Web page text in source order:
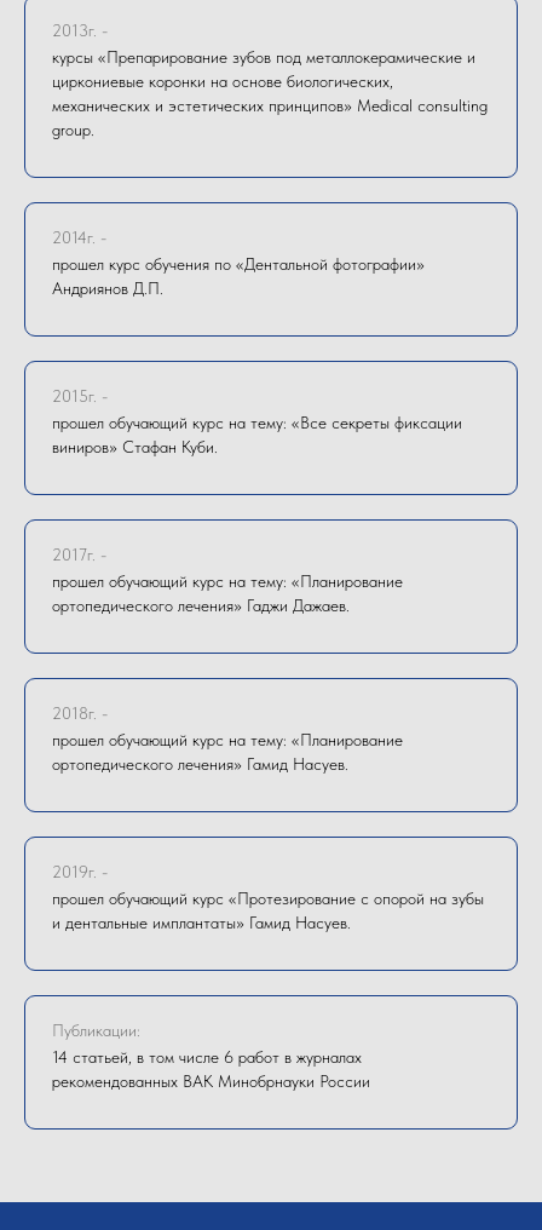
2013г. -
курсы «Препарирование зубов под металлокерамические и
циркониевые коронки на основе биологических,
механических и эстетических принципов» Medical consulting
group.
2014г. -
прошел курс обучения по «Дентальной фотографии»
Андриянов Д.П.
2015г. -
прошел обучающий курс на тему: «Все секреты фиксации
виниров» Стафан Куби.
2017г. -
прошел обучающий курс на тему: «Планирование
ортопедического лечения» Гаджи Дажаев.
2018г. -
прошел обучающий курс на тему: «Планирование
ортопедического лечения» Гамид Насуев.
2019г. -
прошел обучающий курс «Протезирование с опорой на зубы
и дентальные имплантаты» Гамид Насуев.
Публикации:
14 статьей, в том числе 6 работ в журналах
рекомендованных ВАК Минобрнауки России